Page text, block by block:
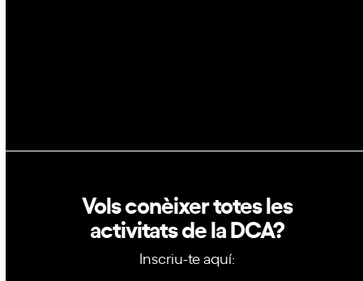
Vols conèixer totes les
activitats de la DCA?
Inscriu-te aquí: